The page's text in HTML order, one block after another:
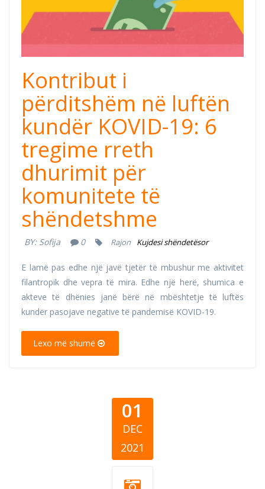
Kontribut i
përditshëm në luftën
kundër KOVID-19: 6
tregime rreth
dhurimit për
komunitete të
shëndetshme
BY: Sofija 0 Rajon Kujdesi shëndetësor
E lamë pas edhe një javë tjetër të mbushur me aktivitet
filantropik dhe vepra të mira. Edhe një herë, shumica e
akteve të dhënies janë bërë në mbështetje të luftës
kundër pasojave negative të pandemisë KOVID-19.
Lexo më shumë
01
DEC
2021